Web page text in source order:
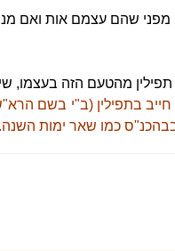
מפני שהם עצמם אות ואם
תפילין מהטעם הזה בעצמו,
בתפילין (ב"י בשם
כמו שאר ימות השנה.